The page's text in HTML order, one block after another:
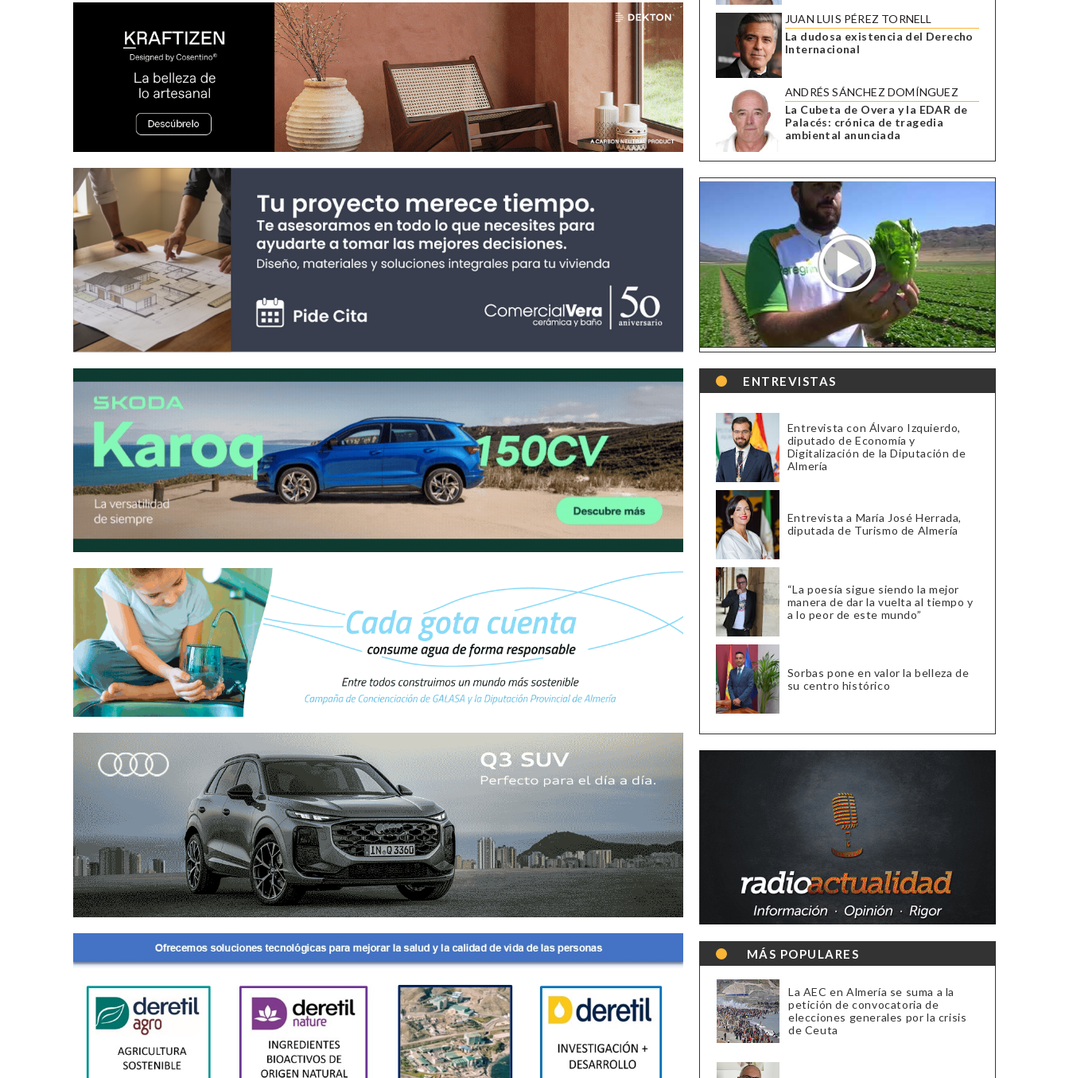
JUAN LUIS PÉREZ TORNELL
La dudosa existencia del Derecho
Internacional
ANDRÉS SÁNCHEZ DOMÍNGUEZ
La Cubeta de Overa y la EDAR de
Palacés: crónica de tragedia
ambiental anunciada
ENTREVISTAS
Entrevista con Álvaro Izquierdo,
diputado de Economía y
Digitalización de la Diputación de
Almería
Entrevista a María José Herrada,
diputada de Turismo de Almería
“La poesía sigue siendo la mejor
manera de dar la vuelta al tiempo y
a lo peor de este mundo”
Sorbas pone en valor la belleza de
su centro histórico
MÁS POPULARES
La AEC en Almería se suma a la
petición de convocatoria de
elecciones generales por la crisis
de Ceuta